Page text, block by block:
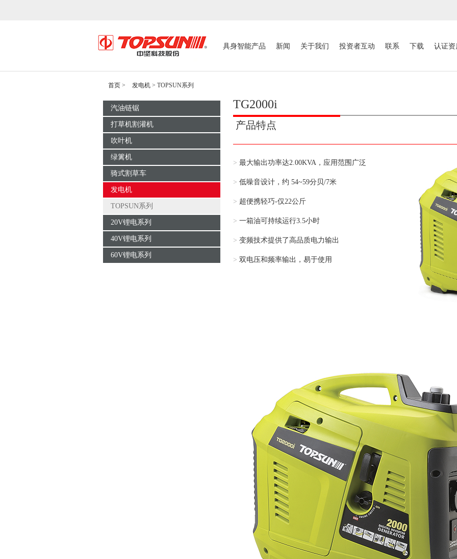
具身智能产品 新闻 关于我们 投资者互动 联系 下载 认证资
首页 > 发电机 > TOPSUN系列
汽油链锯
打草机割灌机
吹叶机
绿篱机
骑式割草车
发电机
TOPSUN系列
20V锂电系列
40V锂电系列
60V锂电系列
TG2000i
产品特点
> 最大输出功率达2.00KVA，应用范围广泛
> 低噪音设计，约 54~59分贝/7米
> 超便携轻巧-仅22公斤
> 一箱油可持续运行3.5小时
> 变频技术提供了高品质电力输出
> 双电压和频率输出，易于使用